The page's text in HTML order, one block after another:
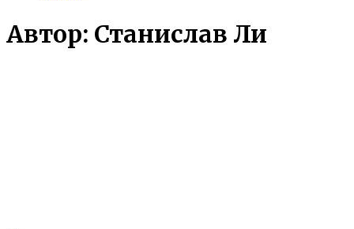
Автор: Станислав Ли